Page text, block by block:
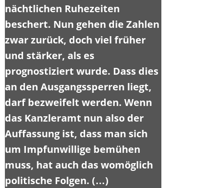
nächtlichen Ruhezeiten
beschert. Nun gehen die Zahlen
zwar zurück, doch viel früher
und stärker, als es
prognostiziert wurde. Dass dies
an den Ausgangssperren liegt,
darf bezweifelt werden. Wenn
das Kanzleramt nun also der
Auffassung ist, dass man sich
um Impfunwillige bemühen
muss, hat auch das womöglich
politische Folgen. (…)